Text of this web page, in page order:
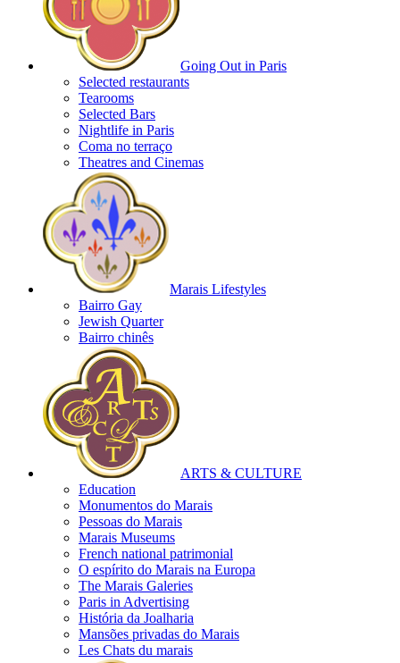
Going Out in Paris
Selected restaurants
Tearooms
Selected Bars
Nightlife in Paris
Coma no terraço
Theatres and Cinemas
Marais Lifestyles
Bairro Gay
Jewish Quarter
Bairro chinês
ARTS & CULTURE
Education
Monumentos do Marais
Pessoas do Marais
Marais Museums
French national patrimonial
O espírito do Marais na Europa
The Marais Galeries
Paris in Advertising
História da Joalharia
Mansões privadas do Marais
Les Chats du marais